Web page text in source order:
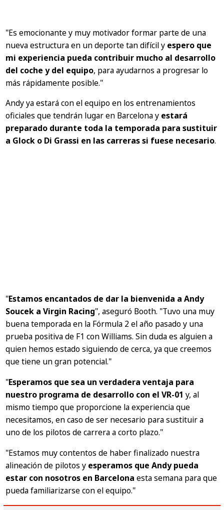
"Es emocionante y muy motivador formar parte de una
nueva estructura en un deporte tan difícil y espero que
mi experiencia pueda contribuir mucho al desarrollo
del coche y del equipo, para ayudarnos a progresar lo
más rápidamente posible."
Andy ya estará con el equipo en los entrenamientos
oficiales que tendrán lugar en Barcelona y estará
preparado durante toda la temporada para sustituir
a Glock o Di Grassi en las carreras si fuese necesario.
"Estamos encantados de dar la bienvenida a Andy
Soucek a Virgin Racing", aseguró Booth. "Tuvo una muy
buena temporada en la Fórmula 2 el año pasado y una
prueba positiva de F1 con Williams. Sin duda es alguien a
quien hemos estado siguiendo de cerca, ya que creemos
que tiene un gran potencial."
"Esperamos que sea un verdadera ventaja para
nuestro programa de desarrollo con el VR-01 y, al
mismo tiempo que proporcione la experiencia que
necesitamos, en caso de ser necesario para sustituir a
uno de los pilotos de carrera a corto plazo."
"Estamos muy contentos de haber finalizado nuestra
alineación de pilotos y esperamos que Andy pueda
estar con nosotros en Barcelona esta semana para que
pueda familiarizarse con el equipo."